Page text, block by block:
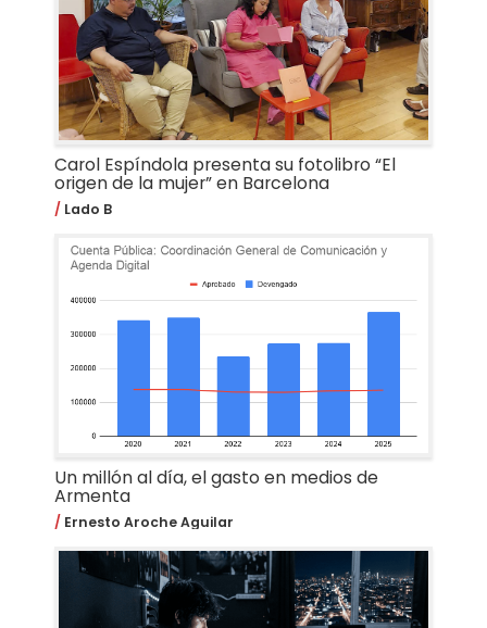
Carol Espíndola presenta su fotolibro “El
origen de la mujer” en Barcelona
Lado B
Un millón al día, el gasto en medios de
Armenta
Ernesto Aroche Aguilar